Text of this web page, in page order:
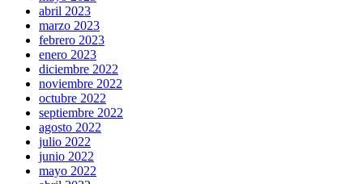
abril 2023
marzo 2023
febrero 2023
enero 2023
diciembre 2022
noviembre 2022
octubre 2022
septiembre 2022
agosto 2022
julio 2022
junio 2022
mayo 2022